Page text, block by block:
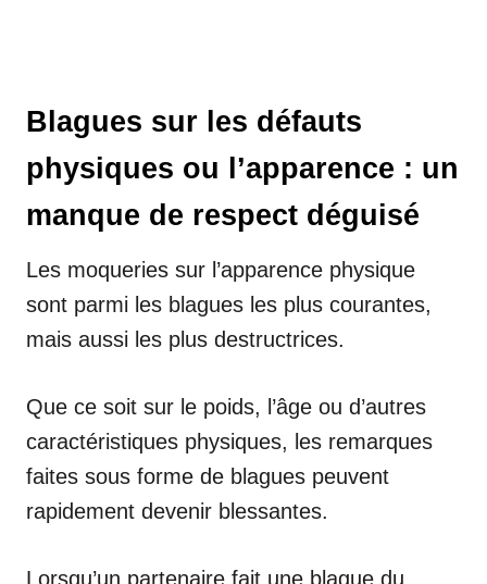
Blagues sur les défauts
physiques ou l’apparence : un
manque de respect déguisé
Les moqueries sur l’apparence physique
sont parmi les blagues les plus courantes,
mais aussi les plus destructrices.
Que ce soit sur le poids, l’âge ou d’autres
caractéristiques physiques, les remarques
faites sous forme de blagues peuvent
rapidement devenir blessantes.
Lorsqu’un partenaire fait une blague du